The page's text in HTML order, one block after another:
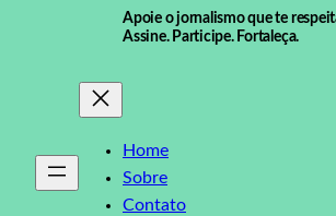
Apoie o jornalismo que te
Assine. Participe. Fortaleça.
Home
Sobre
Contato